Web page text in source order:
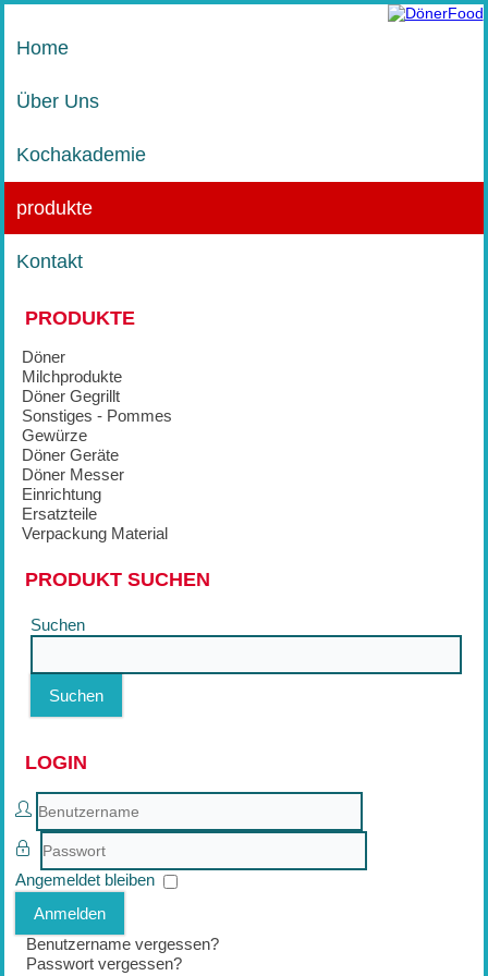
Home
Über Uns
Kochakademie
produkte
Kontakt
PRODUKTE
Döner
Milchprodukte
Döner Gegrillt
Sonstiges - Pommes
Gewürze
Döner Geräte
Döner Messer
Einrichtung
Ersatzteile
Verpackung Material
PRODUKT SUCHEN
Suchen
Suchen
LOGIN
Benutzername
Passwort
Angemeldet bleiben
Anmelden
Benutzername vergessen?
Passwort vergessen?